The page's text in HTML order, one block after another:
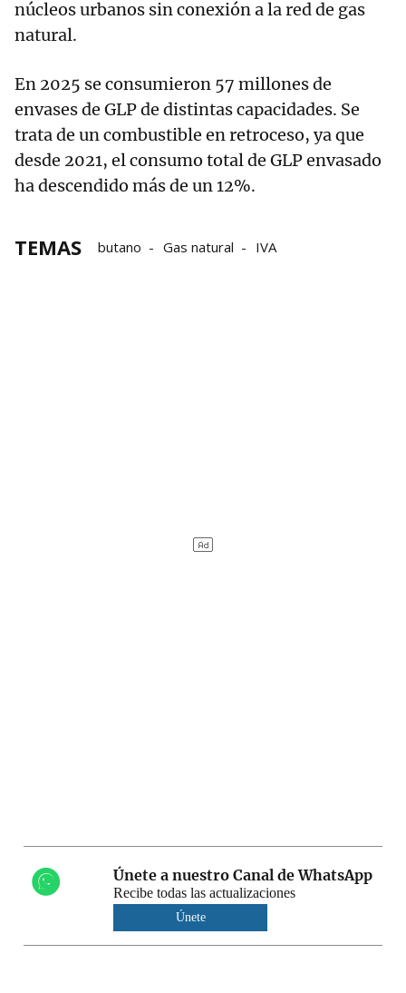
núcleos urbanos sin conexión a la red de gas
natural.
En 2025 se consumieron 57 millones de
envases de GLP de distintas capacidades. Se
trata de un combustible en retroceso, ya que
desde 2021, el consumo total de GLP envasado
ha descendido más de un 12%.
TEMAS butano Gas natural IVA
Únete a nuestro Canal de WhatsApp
Recibe todas las actualizaciones
Únete